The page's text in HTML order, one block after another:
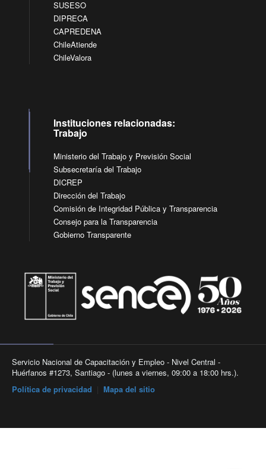
SUSESO
DIPRECA
CAPREDENA
ChileAtiende
ChileValora
Instituciones relacionadas:
Trabajo
Ministerio del Trabajo y Previsión Social
Subsecretaría del Trabajo
DICREP
Dirección del Trabajo
Comisión de Integridad Pública y Transparencia
Consejo para la Transparencia
Gobierno Transparente
Servicio Nacional de Capacitación y Empleo - Nivel Central -
Huérfanos #1273, Santiago - (lunes a viernes, 09:00 a 18:00 hrs.).
Política de privacidad
Mapa del sitio